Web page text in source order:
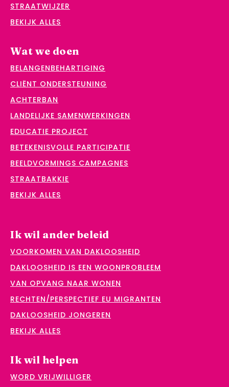
STRAATWIJZER
BEKIJK ALLES
Wat we doen
BELANGENBEHARTIGING
CLIËNT ONDERSTEUNING
ACHTERBAN
LANDELIJKE SAMENWERKINGEN
EDUCATIE PROJECT
BETEKENISVOLLE PARTICIPATIE
BEELDVORMINGS CAMPAGNES
STRAATBAKKIE
BEKIJK ALLES
Ik wil ander beleid
VOORKOMEN VAN DAKLOOSHEID
DAKLOOSHEID IS EEN WOONPROBLEEM
VAN OPVANG NAAR WONEN
RECHTEN/PERSPECTIEF EU MIGRANTEN
DAKLOOSHEID JONGEREN
BEKIJK ALLES
Ik wil helpen
WORD VRIJWILLIGER